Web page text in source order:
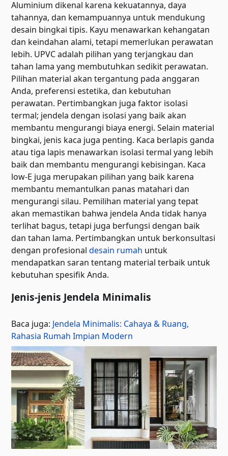
Aluminium dikenal karena kekuatannya, daya
tahannya, dan kemampuannya untuk mendukung
desain bingkai tipis. Kayu menawarkan kehangatan
dan keindahan alami, tetapi memerlukan perawatan
lebih. UPVC adalah pilihan yang terjangkau dan
tahan lama yang membutuhkan sedikit perawatan.
Pilihan material akan tergantung pada anggaran
Anda, preferensi estetika, dan kebutuhan
perawatan. Pertimbangkan juga faktor isolasi
termal; jendela dengan isolasi yang baik akan
membantu mengurangi biaya energi. Selain material
bingkai, jenis kaca juga penting. Kaca berlapis ganda
atau tiga lapis menawarkan isolasi termal yang lebih
baik dan membantu mengurangi kebisingan. Kaca
low-E juga merupakan pilihan yang baik karena
membantu memantulkan panas matahari dan
mengurangi silau. Pemilihan material yang tepat
akan memastikan bahwa jendela Anda tidak hanya
terlihat bagus, tetapi juga berfungsi dengan baik
dan tahan lama. Pertimbangkan untuk berkonsultasi
dengan profesionaldesain rumah untuk
mendapatkan saran tentang material terbaik untuk
kebutuhan spesifik Anda.
Jenis-jenis Jendela Minimalis
Baca juga: Jendela Minimalis: Cahaya & Ruang,
Rahasia Rumah Impian Modern